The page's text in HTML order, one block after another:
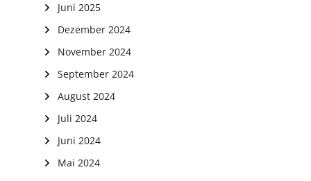
Juni 2025
Dezember 2024
November 2024
September 2024
August 2024
Juli 2024
Juni 2024
Mai 2024